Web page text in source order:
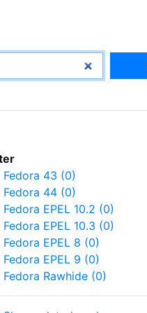
Fedora 43 (0)
Fedora 44 (0)
Fedora EPEL 10.2 (0)
Fedora EPEL 10.3 (0)
Fedora EPEL 8 (0)
Fedora EPEL 9 (0)
Fedora Rawhide (0)